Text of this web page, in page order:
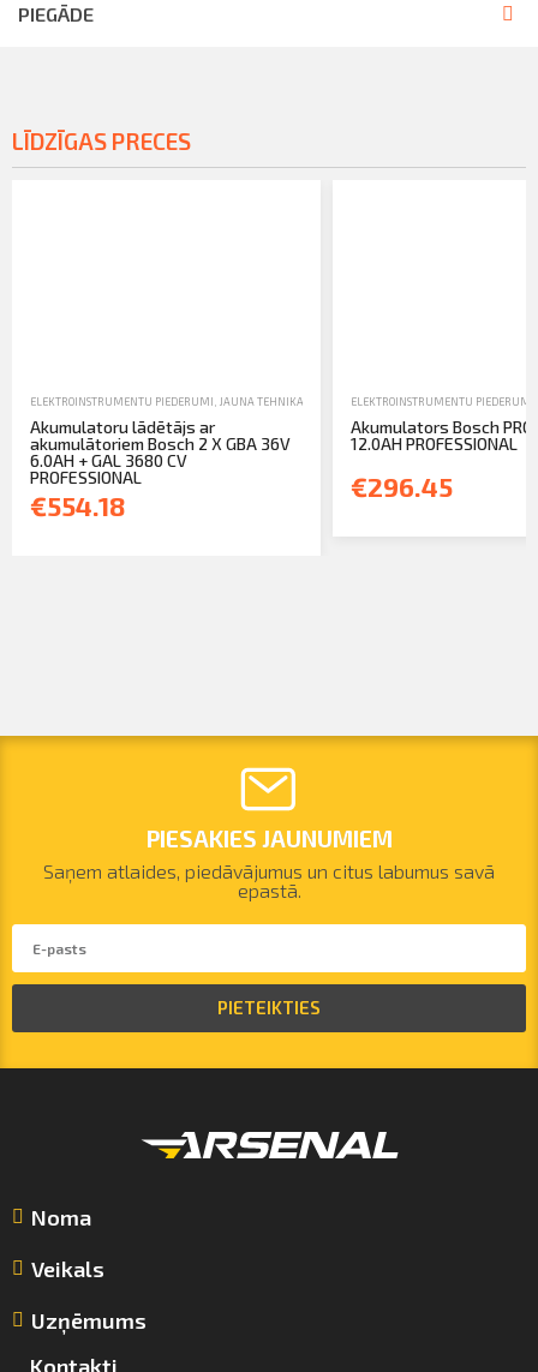
PIEGĀDE
LĪDZĪGAS PRECES
ELEKTROINSTRUMENTU PIEDERUMI JAUNA TEHNIKA ROKAS UN ELEKTROINSTRUMENTI
Akumulatoru lādētājs ar
akumulātoriem Bosch 2 X GBA 36V
6.0AH + GAL 3680 CV
PROFESSIONAL
€554.18
ELEKTROINSTRUMENTU PIEDERUMI
Akumulators Bosch
12.0AH PROFESSIONAL
€296.45
PIESAKIES JAUNUMIEM
Saņem atlaides, piedāvājumus un citus labumus savā
epastā.
PIETEIKTIES
Noma
Veikals
Uzņēmums
Kontakti